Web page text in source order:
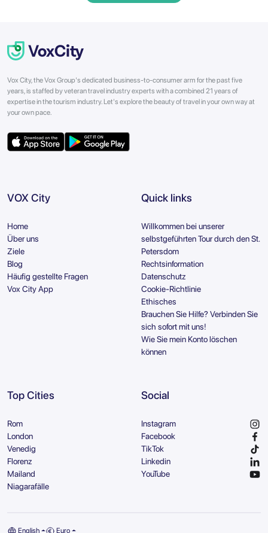
Vox City, the Vox Group's dedicated business-to-consumer arm for the past five
years, is staffed by veteran travel industry experts with a combined 21 years of
expertise in the tourism industry. Let's explore the beauty of travel in your own way at
your own pace.
VOX City
Home
Über uns
Ziele
Blog
Häufig gestellte Fragen
Vox City App
Quick links
Willkommen bei unserer
selbstgeführten Tour durch den St.
Petersdom
Rechtsinformation
Datenschutz
Cookie-Richtlinie
Ethisches
Brauchen Sie Hilfe? Verbinden Sie
sich sofort mit uns!
Wie Sie mein Konto löschen
können
Top Cities
Rom
London
Venedig
Florenz
Mailand
Niagarafälle
Social
Instagram
Facebook
TikTok
Linkedin
YouTube
English Euro